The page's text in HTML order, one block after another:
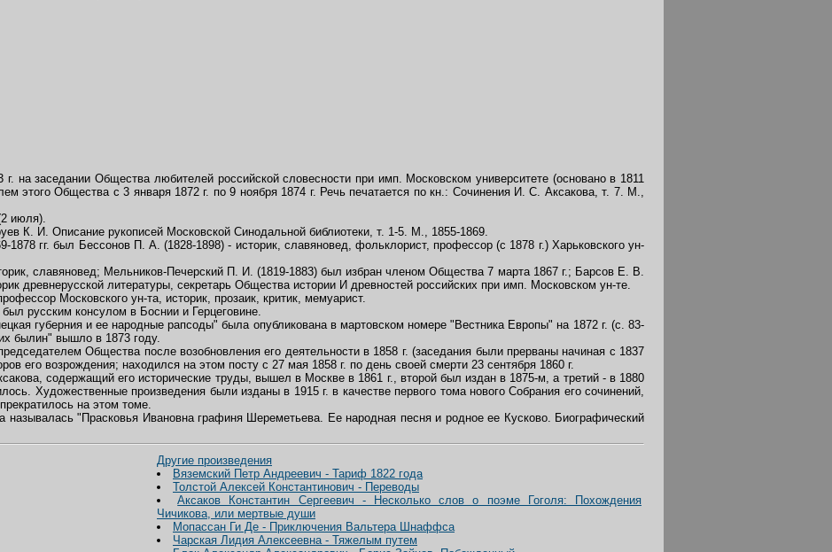
на заседании Общества любителей российской словесности при имп. Московском университете (основано в 1811
этого Общества с 3 января 1872 г. по 9 ноября 1874 г. Речь печатается по кн.: Сочинения И. С. Аксакова, т. 7. М.,
июля).
К. И. Описание рукописей Московской Синодальной библиотеки, т. 1-5. М., 1855-1869.
гг. был Бессонов П. А. (1828-1898) - историк, славяновед, фольклорист, профессор (с 1878 г.) Харьковского ун-
славяновед; Мельников-Печерский П. И. (1819-1883) был избран членом Общества 7 марта 1867 г.; Барсов Е. В.
древнерусской литературы, секретарь Общества истории И древностей российских при имп. Московском ун-те.
Московского ун-та, историк, прозаик, критик, мемуарист.
русским консулом в Боснии и Герцеговине.
губерния и ее народные рапсоды" была опубликована в мартовском номере "Вестника Европы" на 1872 г. (с. 83-
былин" вышло в 1873 году.
Общества после возобновления его деятельности в 1858 г. (заседания были прерваны начиная с 1837
его возрождения; находился на этом посту с 27 мая 1858 г. по день своей смерти 23 сентября 1860 г.
содержащий его исторические труды, вышел в Москве в 1861 г., второй был издан в 1875-м, а третий - в 1880
Художественные произведения были изданы в 1915 г. в качестве первого тома нового Собрания его сочинений,
на этом томе.
"Прасковья Ивановна графиня Шереметьева. Ее народная песня и родное ее Кусково. Биографический
Другие произведения
Вяземский Петр Андреевич - Тариф 1822 года
Толстой Алексей Константинович - Переводы
Аксаков Константин Сергеевич - Несколько слов о поэме Гоголя: Похождения
Чичикова, или мертвые души
Мопассан Ги Де - Приключения Вальтера Шнаффса
Чарская Лидия Алексеевна - Тяжелым путем